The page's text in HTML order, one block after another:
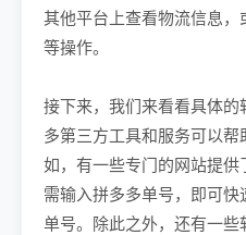
其他平台上查看物流信息
等操作。
接下来，我们来看看具体
多第三方工具和服务可以
如，有一些专门的网站提供
需输入拼多多单号，即可
单号。除此之外，还有一